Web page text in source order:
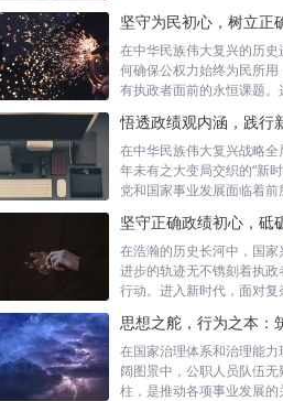
在中华民族伟大复兴的历史
何确保公权力始终为民所用
有执政者面前的永恒课题。
在中华民族伟大复兴战略全
年未有之大变局交织的“新
党和国家事业发展面临着前
在浩瀚的历史长河中，国家
进步的轨迹无不镌刻着执政
行动。进入新时代，面对复
在国家治理体系和治理能力
阔图景中，公职人员队伍
柱，是推动各项事业发展的